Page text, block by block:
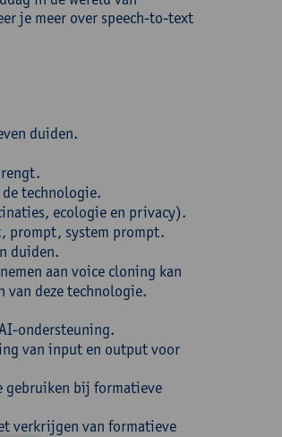
je meer over speech-to-text
duiden.
technologie.
ecologie en privacy).
prompt, system prompt.
duiden.
aan voice cloning kan
van deze technologie.
ondersteuning.
van input en output voor
gebruiken bij formatieve
verkrijgen van formatieve